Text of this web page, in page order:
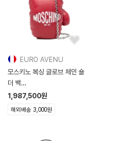
EURO AVENU
모스키노 복싱 글로브 체인 숄
더 백
MC4104PP1OOA250A
1,987,500원
해외배송 3,000원